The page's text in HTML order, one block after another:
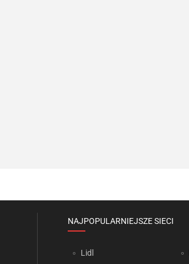
NAJPOPULARNIEJSZE SIECI
Lidl